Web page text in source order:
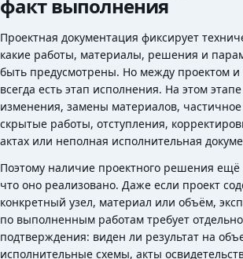
факт выполнения
Проектная документация фиксирует
какие работы, материалы, решения и
быть предусмотрены. Но между проектом и
всегда есть этап исполнения. На этом
изменения, замены материалов,
скрытые работы, отступления,
актах или неполная исполнительная
Поэтому наличие проектного решения ещё
что оно реализовано. Даже если проект
конкретный узел, материал или объём,
по выполненным работам требует
подтверждения: виден ли результат на
исполнительные схемы, акты